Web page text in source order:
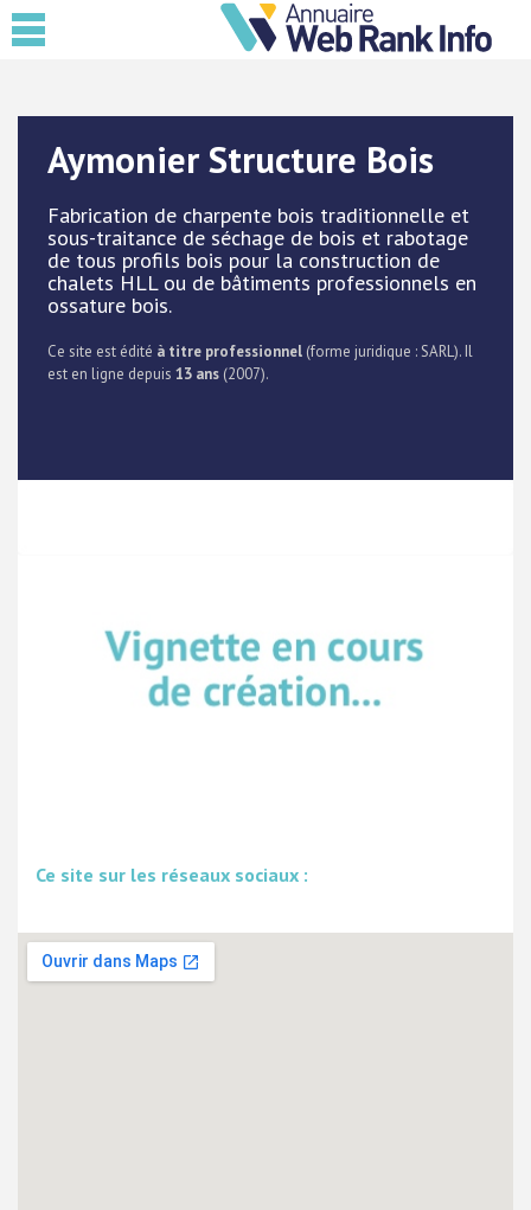
Aymonier Structure Bois
Fabrication de charpente bois traditionnelle et
sous-traitance de séchage de bois et rabotage
de tous profils bois pour la construction de
chalets HLL ou de bâtiments professionnels en
ossature bois.
Ce site est édité à titre professionnel (forme juridique : SARL). Il
est en ligne depuis 13 ans (2007).
Ce site sur les réseaux sociaux :